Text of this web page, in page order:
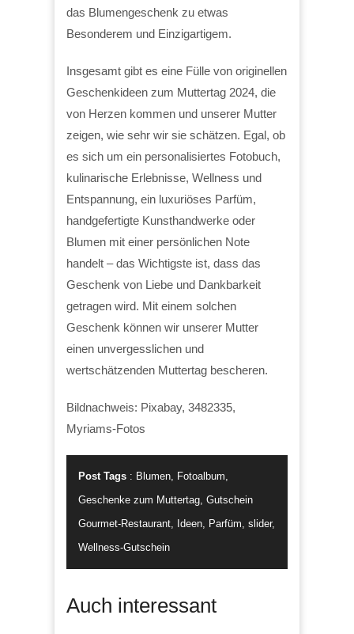
das Blumengeschenk zu etwas
Besonderem und Einzigartigem.
Insgesamt gibt es eine Fülle von originellen
Geschenkideen zum Muttertag 2024, die
von Herzen kommen und unserer Mutter
zeigen, wie sehr wir sie schätzen. Egal, ob
es sich um ein personalisiertes Fotobuch,
kulinarische Erlebnisse, Wellness und
Entspannung, ein luxuriöses Parfüm,
handgefertigte Kunsthandwerke oder
Blumen mit einer persönlichen Note
handelt – das Wichtigste ist, dass das
Geschenk von Liebe und Dankbarkeit
getragen wird. Mit einem solchen
Geschenk können wir unserer Mutter
einen unvergesslichen und
wertschätzenden Muttertag bescheren.
Bildnachweis: Pixabay, 3482335,
Myriams-Fotos
Post Tags : Blumen Fotoalbum
Geschenke zum Muttertag Gutschein
Gourmet-Restaurant
Ideen Parfüm slider,
Wellness-Gutschein
Auch interessant